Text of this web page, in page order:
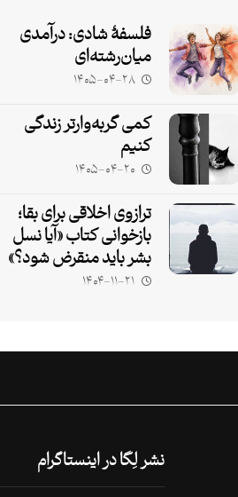
فلسفۀ شادی: درآمدی
میان‌رشته‌ای
۱۴۰۵-۰۴-۲۸
کمی گربه‌وارتر زندگی
کنیم
۱۴۰۵-۰۴-۲۰
ترازوی اخلاقی برای بقا؛
بازخوانی کتاب «آیا نسل
بشر باید منقرض شود؟»
۱۴۰۴-۱۱-۲۱
نشر لِگا در اینستاگرام